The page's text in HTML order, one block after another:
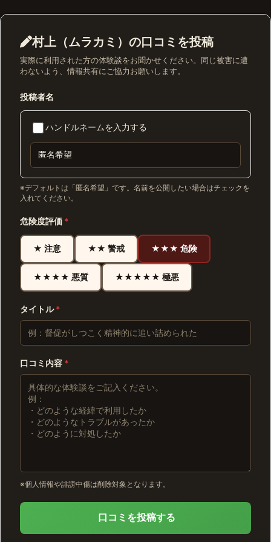
村上（ムラカミ）の口コミを投稿
実際に利用された方の体験談をお聞かせください。同じ被害に遭
わないよう、情報共有にご協力お願いします。
投稿者名
ハンドルネームを入力する
※デフォルトは「匿名希望」です。名前を公開したい場合はチェックを
入れてください。
危険度評価 *
★ 注意 ★★ 警戒 ★★★ 危険
★★★★ 悪質 ★★★★★ 極悪
タイトル*
口コミ内容 *
※個人情報や誹謗中傷は削除対象となります。
口コミを投稿する